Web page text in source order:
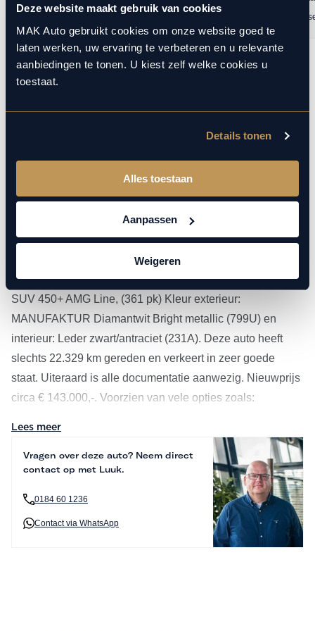
Deze website maakt gebruik van cookies
MAK Auto gebruikt cookies om onze website goed te
laten werken, uw ervaring te verbeteren en u relevante
aanbiedingen te tonen. U kiest zelf welke cookies u
toestaat.
Details tonen
Alles toestaan
Aanpassen
Weigeren
19 maart 2026 Ramon
Meer over deze Mercedes-
Benz EQS
Accu snellaadtijd (10%-80%):31 minuten
Dit betreft een zeer luxe uitgevoerde Mercedes-Benz EQS
SUV 450+ AMG Line, (361 pk) Kleur exterieur:
MANUFAKTUR Diamantwit Bright metallic (799U) en
interieur: Leder zwart/antraciet (231A). Deze auto heeft
slechts 22.329 km gereden en verkeert in zeer goede
staat. Uiteraard is alle documentatie aanwezig. Nieuwprijs
circa € 143.000,-. Voorzien van vele opties zoals:
Deze EQS beschikt over het indrukwekkende MBUX
Hyperscreen (PAG), bestaande uit een bestuurderdisplay,
centraal OLED-display en OLED-passagiersdisplay onder
één doorlopend glazen paneel. Samen met het
Passagierdisplay vooraan (860), het MBUX
Lees meer
Vragen over deze auto? Neem direct
contact op met Luuk.
0184 60 1236
Contact via WhatsApp